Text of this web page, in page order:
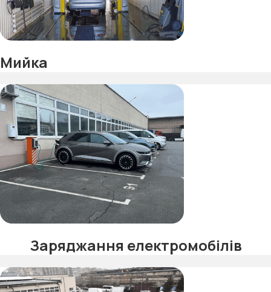
Мийка
Заряджання електромобілів